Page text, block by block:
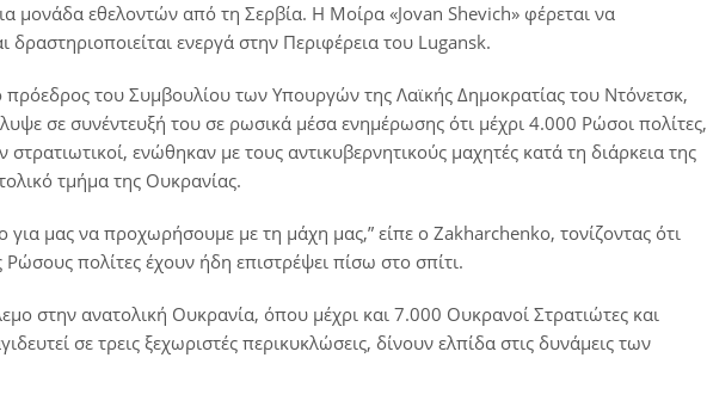
μονάδα εθελοντών από τη Σερβία. Η Μοίρα «Jovan Shevich» φέρεται να
δραστηριοποιείται ενεργά στην Περιφέρεια του Lugansk.
του Συμβουλίου των Υπουργών της Λαϊκής Δημοκρατίας του Ντόνετσκ,
σε συνέντευξή του σε ρωσικά μέσα ενημέρωσης ότι μέχρι 4.000 Ρώσοι πολίτες,
ενώθηκαν με τους αντικυβερνητικούς μαχητές κατά τη διάρκεια της
τμήμα της Ουκρανίας.
μας να προχωρήσουμε με τη μάχη μας,” είπε ο Zakharchenko, τονίζοντας ότι
πολίτες έχουν ήδη επιστρέψει πίσω στο σπίτι.
στην ανατολική Ουκρανία, όπου μέχρι και 7.000 Ουκρανοί Στρατιώτες και
σε τρεις ξεχωριστές περικυκλώσεις, δίνουν ελπίδα στις δυνάμεις των